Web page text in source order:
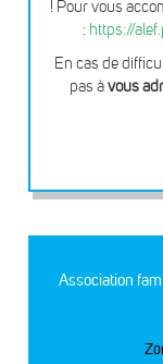
! Pour vous
: https://
En cas de
pas àvous
Association